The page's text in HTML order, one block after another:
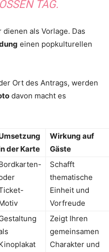
TAG.
als Vorlage. Das
einen popkulturellen
Ort des Antrags, werden
davon macht es
der Karte
Wirkung auf
Gäste
Schafft
thematische
Einheit und
Vorfreude
Zeigt Ihren
gemeinsamen
Charakter und